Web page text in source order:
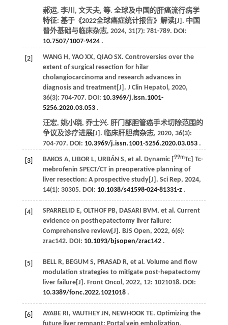
郝运, 李川, 文天夫, 等. 全球及中国的肝癌流行病学
特征: 基于《2022全球癌症统计报告》解读[J]. 中国
普外基础与临床杂志, 2024, 31(7): 781-789. DOI:
10.7507/1007-9424.
[2] WANG H , YAO XX, QIAO SX. Controversies over the
extent of surgical resection for hilar
cholangiocarcinoma and research advances in
diagnosis and treatment[J]. J Clin Hepatol , 2020,
36(3): 704-707. DOI: 10.3969/j.issn.1001-
5256.2020.03.053.
汪宏, 姚小晓, 乔士兴. 肝门部胆管癌手术切除范围的
争议及诊疗进展[J]. 临床肝胆病杂志, 2020, 36(3):
704-707. DOI: 10.3969/j.issn.1001-5256.2020.03.053.
[3] BAKOS A, LIBOR L, URBÁN S, et al . Dynamic [99mTc] Tc-
mebrofenin SPECT/CT in preoperative planning of
liver resection: A prospective study[J]. Sci Rep, 2024,
14(1): 30305. DOI: 10.1038/s41598-024-81331-z.
[4] SPARRELID E, OLTHOF PB, DASARI BVM , et al . Current
evidence on posthepatectomy liver failure:
Comprehensive review[J]. BJS Open, 2022, 6(6):
zrac142. DOI: 10.1093/bjsopen/zrac142.
[5] BELL R, BEGUM S, PRASAD R, et al . Volume and flow
modulation strategies to mitigate post-hepatectomy
liver failure[J]. Front Oncol , 2022, 12: 1021018. DOI:
10.3389/fonc.2022.1021018.
[6] AYABE RI , VAUTHEY JN , NEWHOOK TE. Optimizing the